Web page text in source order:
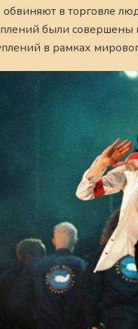
в торговле
были
в рамках